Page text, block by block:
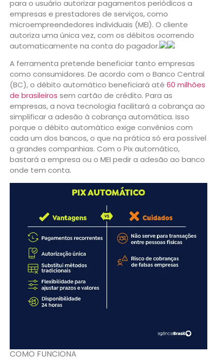
para o usuário autorizar pagamentos periódicos a
empresas e prestadores de serviços, como
microempreendedores individuais (MEI). O cliente
autoriza uma única vez, com os débitos ocorrendo
automaticamente na conta do pagador.
A ferramenta pretende beneficiar tanto empresas
como consumidores. De acordo com o Banco Central
(BC), o débito automático beneficiará até 60 milhões
de brasileiros sem cartão de crédito. Para as
empresas, a nova tecnologia facilitará a cobrança ao
simplificar a adesão à cobrança automática. Isso
porque o débito automático exige convênios com
cada um dos bancos, o que na prática só era possível
a grandes companhias. Com o Pix automático,
bastará a empresa ou o MEI pedir a adesão ao banco
onde tem conta.
COMO FUNCIONA